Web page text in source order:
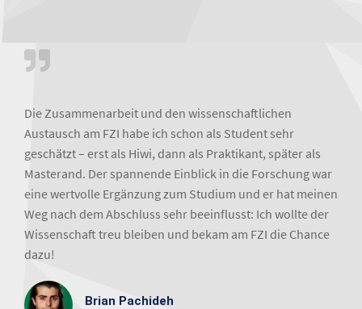
Die Zusammenarbeit und den wissenschaftlichen
Austausch am FZI habe ich schon als Student sehr
geschätzt – erst als Hiwi, dann als Praktikant, später als
Masterand. Der spannende Einblick in die Forschung war
eine wertvolle Ergänzung zum Studium und er hat meinen
Weg nach dem Abschluss sehr beeinflusst: Ich wollte der
Wissenschaft treu bleiben und bekam am FZI die Chance
dazu!
Brian Pachideh